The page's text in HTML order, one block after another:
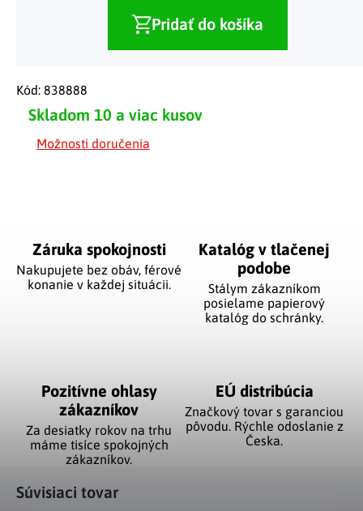
Skladom 10 a viac kusov
Možnosti doručenia
Pridať do košíka
Kód: 838888
Záruka spokojnosti
Nakupujete bez obáv, férové
​​konanie v každej situácii.
Katalóg v tlačenej
podobe
Stálym zákazníkom
posielame papierový
katalóg do schránky.
Pozitívne ohlasy
zákazníkov
Za desiatky rokov na trhu
máme tisíce spokojných
zákazníkov.
EÚ distribúcia
Značkový tovar s garanciou
pôvodu. Rýchle odoslanie z
Česka.
Súvisiaci tovar